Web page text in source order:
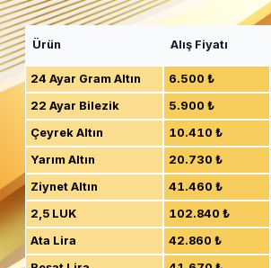
Ürün Alış Fiyatı
24 Ayar Gram Altın 6.500 ₺
22 Ayar Bilezik
5.900 ₺
Çeyrek Altın
10.410 ₺
Yarım Altın
20.730 ₺
Ziynet Altın
41.460 ₺
2,5 LUK
102.840 ₺
Ata Lira
42.860 ₺